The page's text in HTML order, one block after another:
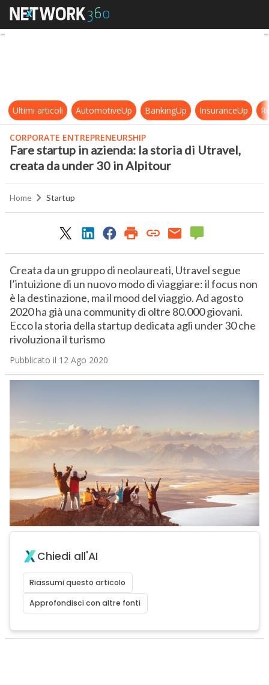
Fare startup in azienda: la storia
Ultimi articoli AutomotiveUp BankingUp InsuranceUp
CORPORATE ENTREPRENEURSHIP
Fare startup in azienda: la storia di Utravel,
creata da under 30 in Alpitour
Home Startup
Creata da un gruppo di neolaureati, Utravel segue
l’intuizione di un nuovo modo di viaggiare: il focus non
è la destinazione, ma il mood del viaggio. Ad agosto
2020 ha già una community di oltre 80.000 giovani.
Ecco la storia della startup dedicata agli under 30 che
rivoluziona il turismo
Pubblicato il 12 Ago 2020
Chiedi all'AI
Riassumi questo articolo
Approfondisci con altre fonti